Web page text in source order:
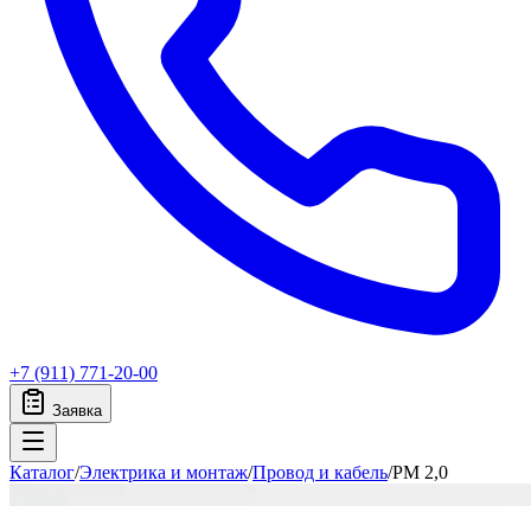
+7 (911) 771-20-00
Заявка
Каталог/Электрика и монтаж/Провод и кабель/PM 2,0